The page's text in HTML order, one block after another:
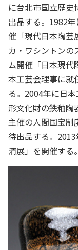
に台北市国立歴
出品する。1982
催「現代日本陶芸
カ・ワシントンの
ム開催「日本現代
本工芸会理事に就
る。2004年に日
形文化財の鉄釉陶
主催の人間国宝制
待出品する。
清展」を開催する。